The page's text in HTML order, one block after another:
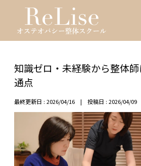
知識ゼロ・未経験から整体
通点
最終更新日 : 2026/04/16 | 投稿日 : 2026/04/09